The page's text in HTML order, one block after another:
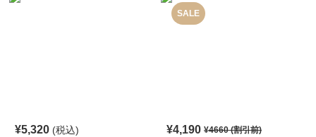
¥5,320 (税込)
SALE
¥4,190 ¥4660(割引前)